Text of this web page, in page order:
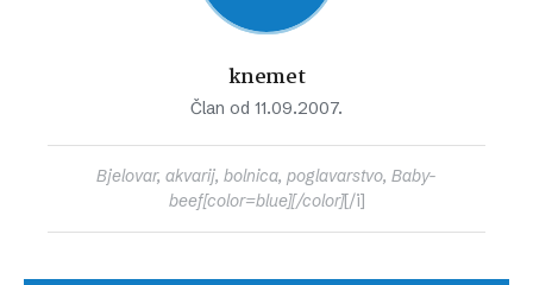
knemet
Član od 11.09.2007.
Bjelovar, akvarij, bolnica, poglavarstvo, Baby-
beef[color=blue][/color][/i]